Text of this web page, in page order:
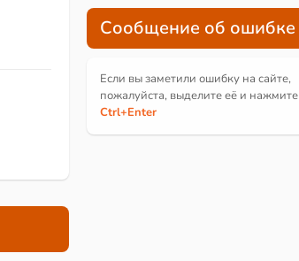
Сообщение об ошибке
Если вы заметили ошибку на сайте,
пожалуйста, выделите её и нажмите
Ctrl+Enter